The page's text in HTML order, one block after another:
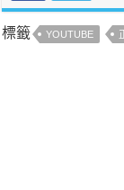
標籤 YOUTUBE